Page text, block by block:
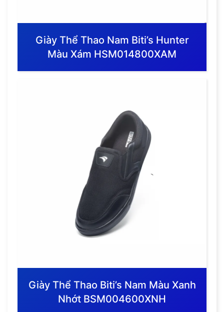
Giày Thể Thao Nam Biti’s Hunter
Màu Xám HSM014800XAM
Giày Thể Thao Biti’s Nam Màu Xanh
Nhớt BSM004600XNH